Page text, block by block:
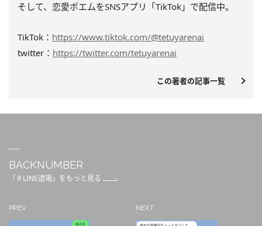
そして、恋愛ポエムをSNSアプリ「TikTok」で配信中。
TikTok： https://www.tiktok.com/@tetuyarenai
twitter： https://twitter.com/tetuyarenai
この著者の記事一覧
BACKNUMBER
「＃LINE道場」をもっと見る
PREV NEXT